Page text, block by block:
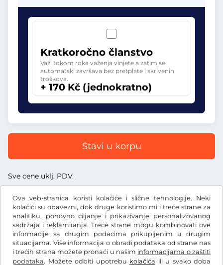
Ova veb-stranica koristi kolačiće i slične tehnologije. Neki
kolačići su obavezni, dok druge koristimo mi i treće strane za
analitiku, ponovno ciljanje i prikazivanje personalizovanog
sadržaja i reklamiranja. Treće strane mogu kombinovati ove
informacije sa drugim podacima prikupljenim u drugim
situacijama. Više informacija o obradi podataka od strane nas
i trećih strana možete pronaći u našim informacijama o zaštiti
podataka. Možete odbiti upotrebu kolačića ili u svako doba
Kratkoročno članstvo
Važi tokom roka važenja vinjete a zatim se
automatski završava bez pretplate i skrivenih
troškova.
+ 170 Kč (jednokratno)
Stavi u korpu
Sve cene uklj. PDV.
KčCZK
Facebook Instagram